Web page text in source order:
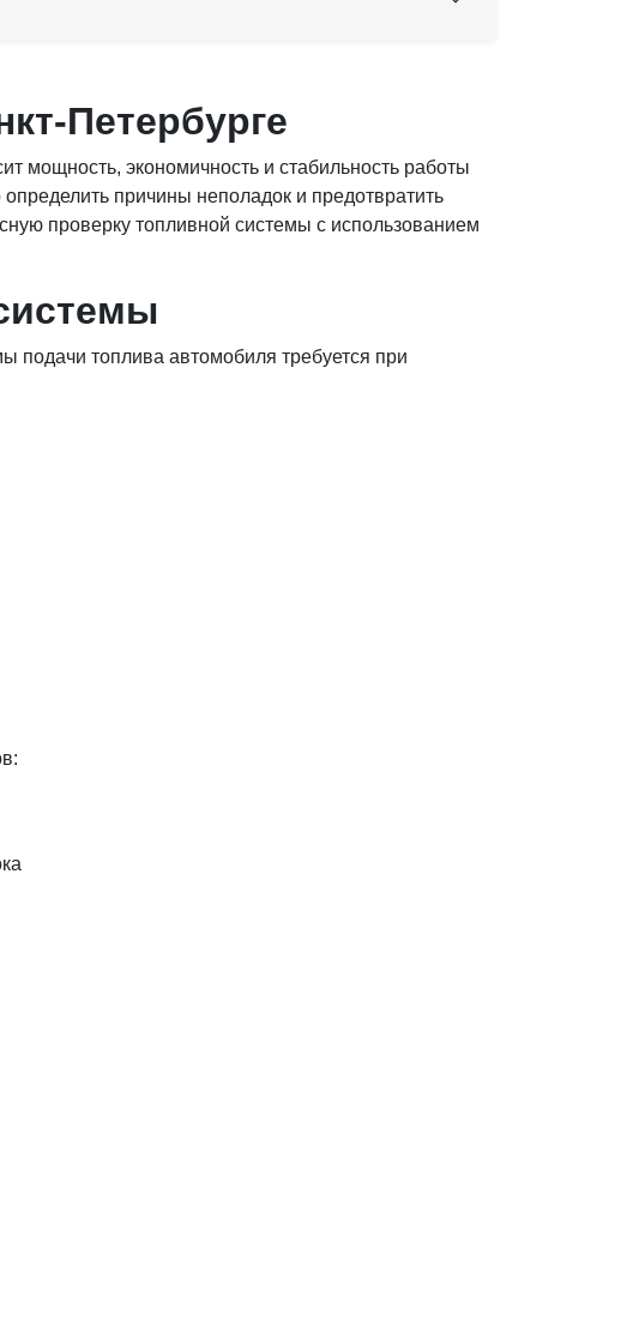
Петербурге
мощность, экономичность и стабильность работы
причины неполадок и предотвратить
проверку топливной системы с использованием
подачи топлива автомобиля требуется при